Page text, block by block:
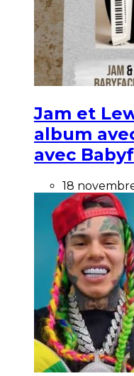
Jam et
album
avec
18